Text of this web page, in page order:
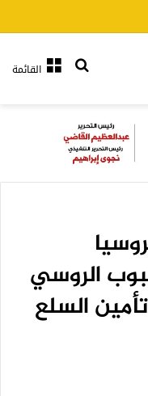
القائمةبحث عن
الروسي
السلع